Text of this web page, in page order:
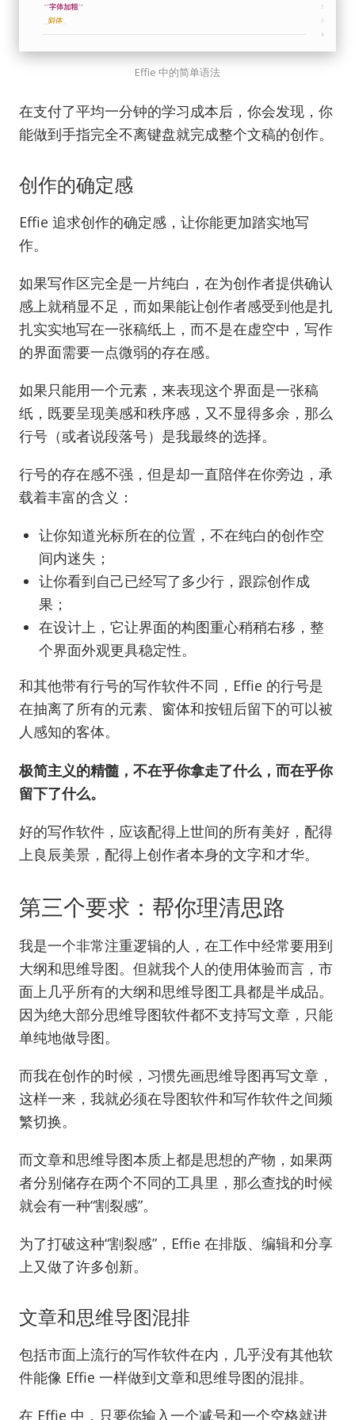
Effie 中的简单语法
在支付了平均一分钟的学习成本后，你会发现，你
能做到手指完全不离键盘就完成整个文稿的创作。
创作的确定感
Effie 追求创作的确定感，让你能更加踏实地写
作。
如果写作区完全是一片纯白，在为创作者提供确认
感上就稍显不足，而如果能让创作者感受到他是扎
扎实实地写在一张稿纸上，而不是在虚空中，写作
的界面需要一点微弱的存在感。
如果只能用一个元素，来表现这个界面是一张稿
纸，既要呈现美感和秩序感，又不显得多余，那么
行号（或者说段落号）是我最终的选择。
行号的存在感不强，但是却一直陪伴在你旁边，承
载着丰富的含义：
让你知道光标所在的位置，不在纯白的创作空
间内迷失；
让你看到自己已经写了多少行，跟踪创作成
果；
在设计上，它让界面的构图重心稍稍右移，整
个界面外观更具稳定性。
和其他带有行号的写作软件不同，Effie 的行号是
在抽离了所有的元素、窗体和按钮后留下的可以被
人感知的客体。
极简主义的精髓，不在乎你拿走了什么，而在乎你
留下了什么。
好的写作软件，应该配得上世间的所有美好，配得
上良辰美景，配得上创作者本身的文字和才华。
第三个要求：帮你理清思路
我是一个非常注重逻辑的人，在工作中经常要用到
大纲和思维导图。但就我个人的使用体验而言，市
面上几乎所有的大纲和思维导图工具都是半成品。
因为绝大部分思维导图软件都不支持写文章，只能
单纯地做导图。
而我在创作的时候，习惯先画思维导图再写文章，
这样一来，我就必须在导图软件和写作软件之间频
繁切换。
而文章和思维导图本质上都是思想的产物，如果两
者分别储存在两个不同的工具里，那么查找的时候
就会有一种“割裂感”。
为了打破这种“割裂感”，Effie 在排版、编辑和分享
上又做了许多创新。
文章和思维导图混排
包括市面上流行的写作软件在内，几乎没有其他软
件能像 Effie 一样做到文章和思维导图的混排。
在 Effie 中，只要你输入一个减号和一个空格就进